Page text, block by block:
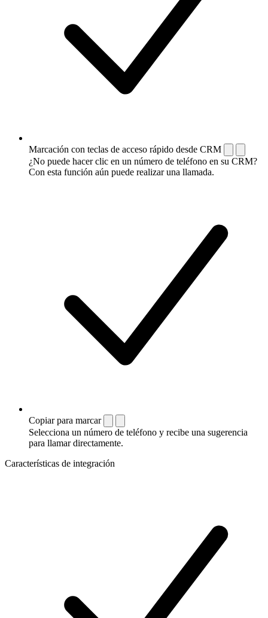
Marcación con teclas de acceso rápido desde CRM
¿No puede hacer clic en un número de teléfono en su CRM?
Con esta función aún puede realizar una llamada.
Copiar para marcar
Selecciona un número de teléfono y recibe una sugerencia
para llamar directamente.
Características de integración